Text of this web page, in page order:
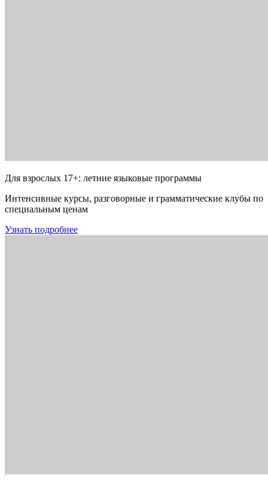
Для взрослых 17+: летние языковые программы
Интенсивные курсы, разговорные и грамматические клубы по
специальным ценам
Узнать подробнее